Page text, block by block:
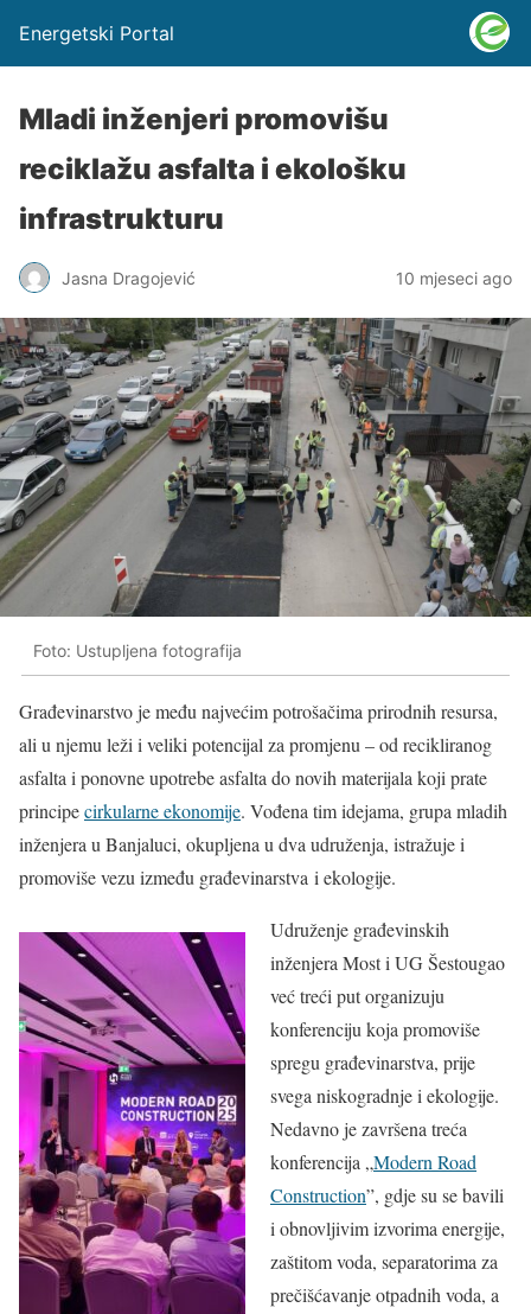
Energetski Portal
Mladi inženjeri promovišu
reciklažu asfalta i ekološku
infrastrukturu
Jasna Dragojević 10 mjeseci ago
Foto: Ustupljena fotografija
Građevinarstvo je među najvećim potrošačima prirodnih resursa,
ali u njemu leži i veliki potencijal za promjenu – od recikliranog
asfalta i ponovne upotrebe asfalta do novih materijala koji prate
principecirkularne ekonomije. Vođena tim idejama, grupa mladih
inženjera u Banjaluci, okupljena u dva udruženja, istražuje i
promoviše vezu između građevinarstva i ekologije.
Udruženje građevinskih
inženjera Most i UG Šestougao
već treći put organizuju
konferenciju koja promoviše
spregu građevinarstva, prije
svega niskogradnje i ekologije.
Nedavno je završena treća
konferencija „Modern Road
Construction”, gdje su se bavili
i obnovljivim izvorima energije,
zaštitom voda, separatorima za
prečišćavanje otpadnih voda, a